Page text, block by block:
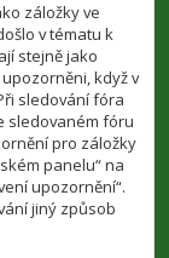
záložky ve
v tématu k
stejně jako
když v
sledování fóra
sledovaném fóru
pro záložky
panelu“ na
upozornění“.
jiný způsob